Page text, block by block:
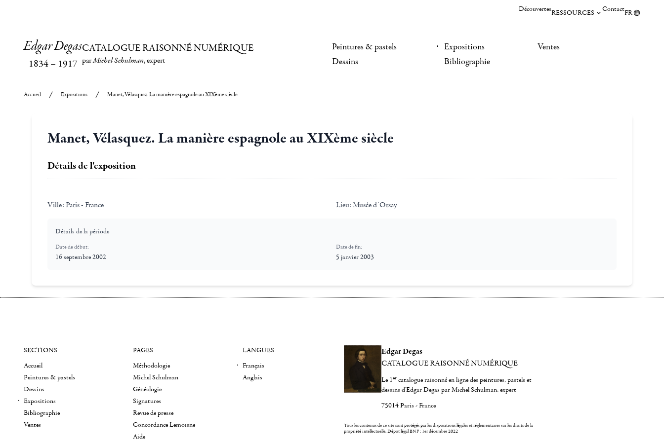
DécouvertesRESSOURCES ContactFR
Edgar Degas
1834– 1917
CATALOGUE RAISONNÉ NUMÉRIQUE
parMichel Schulman, expert
Peintures & pastels
Dessins
Expositions
Bibliographie
Ventes
Accueil Expositions Manet, Vélasquez. La manière espagnole au XIXème siècle
Manet, Vélasquez. La manière espagnole au XIXème siècle
Détails de l'exposition
Ville: Paris - France Lieu: Musée d’Orsay
Détails de la période
Date de début:
16 septembre 2002
Date de fin:
5 janvier 2003
Edgar Degas
CATALOGUE RAISONNÉ NUMÉRIQUE
Le 1er catalogue raisonné en ligne des peintures, pastels et
dessins d'Edgar Degas par Michel Schulman, expert
75014 Paris - France
Tous les contenus de ce site sont protégés par les dispositions légales et réglementaires sur les droits de la
propriété intellectuelle.Dépot légal BNF : 1er décembre 2022
SECTIONS
Accueil
Peintures & pastels
Dessins
Expositions
Bibliographie
Ventes
PAGES
Méthodologie
Michel Schulman
Généalogie
Signatures
Revue de presse
Concordance Lemoisne
Aide
LANGUES
Français
Anglais